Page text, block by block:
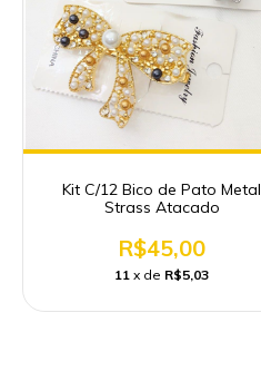
Kit C/12 Bico de Pato Metal
Strass Atacado
R$45,00
11 x de R$5,03